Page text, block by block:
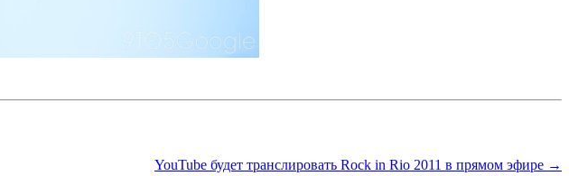
YouTube будет транслировать Rock in Rio 2011 в прямом эфире →